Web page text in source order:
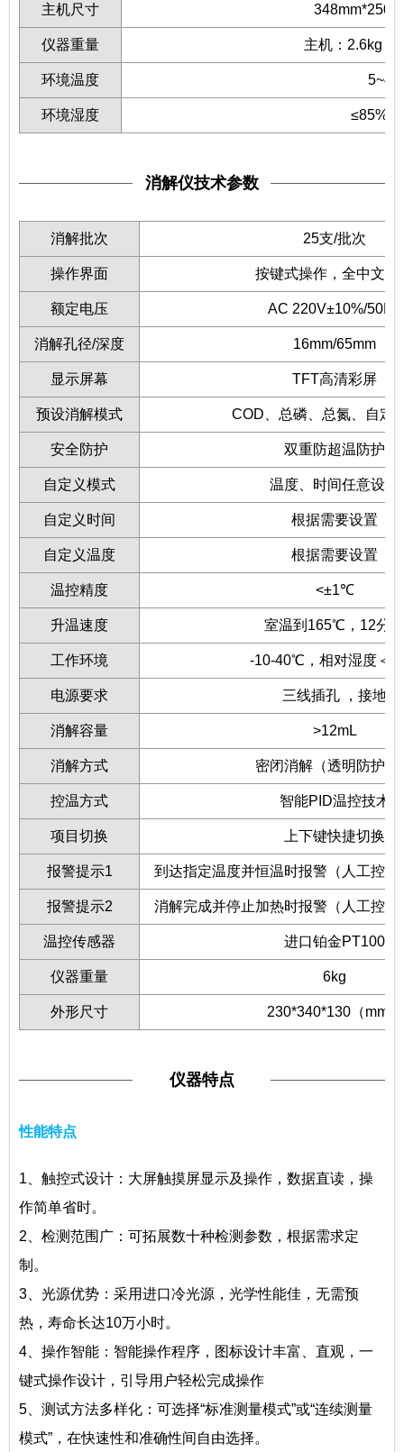
主机尺寸
仪器重量 主机：2.6kg；
环境温度
环境湿度 ≤85%
消解仪技术参数
消解批次 25支/批次
操作界面 按键式操作，全中文显
额定电压 AC 220V±10%/50Hz
消解孔径/深度 16mm/65mm
显示屏幕 TFT高清彩屏
预设消解模式 COD、总磷、总氮、自定
安全防护 双重防超温防护
自定义模式 温度、时间任意设置
自定义时间 根据需要设置
自定义温度 根据需要设置
温控精度 <±1℃
升温速度 室温到165℃，12分钟
工作环境 -10-40℃，相对湿度＜
电源要求 三线插孔 ，接地
消解容量 >12mL
消解方式 密闭消解（透明防护罩
控温方式 智能PID温控技术
项目切换 上下键快捷切换
报警提示1 到达指定温度并恒温时报警（人工控
报警提示2 消解完成并停止加热时报警（人工控
温控传感器 进口铂金PT100
仪器重量 6kg
外形尺寸 230*340*130（mm）
仪器特点
性能特点
1、触控式设计：大屏触摸屏显示及操作，数据直读，操
作简单省时。
2、检测范围广：可拓展数十种检测参数，根据需求定
制。
3、光源优势：采用进口冷光源，光学性能佳，无需预
热，寿命长达10万小时。
4、操作智能：智能操作程序，图标设计丰富、直观，一
键式操作设计，引导用户轻松完成操作
5、测试方法多样化：可选择“标准测量模式”或“连续测量
模式”，在快速性和准确性间自由选择。